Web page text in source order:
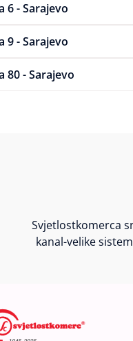
6 - Sarajevo
9 - Sarajevo
80 - Sarajevo
Svjetlostkomerca
kanal-velike